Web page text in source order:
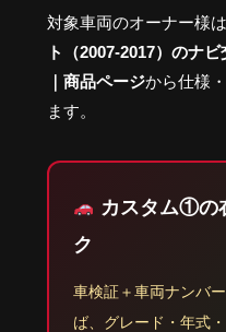
対象車両のオーナー様
ト（2007-2017）のナ
｜商品ページから仕様
ます。
カスタム①の
ク
車検証＋車両ナンバ
ば、グレード・年式